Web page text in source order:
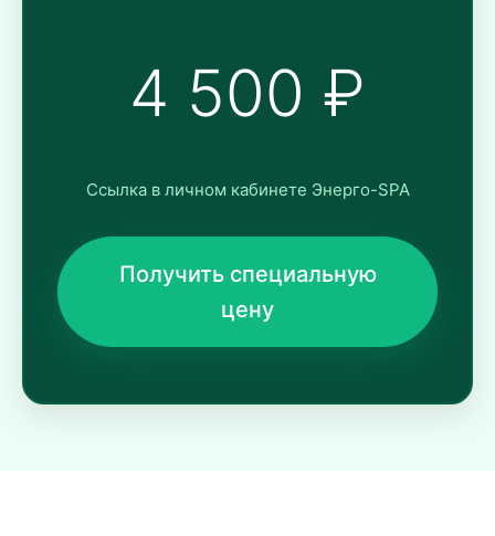
4 500 ₽
Ссылка в личном кабинете Энерго-SPA
Получить специальную
цену